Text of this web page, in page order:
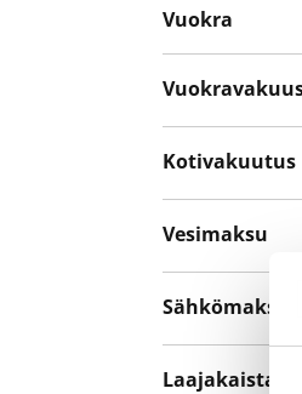
Vuokra
Kotivakuutus
Vesimaksu
Sähkömaksu
Laajakaista